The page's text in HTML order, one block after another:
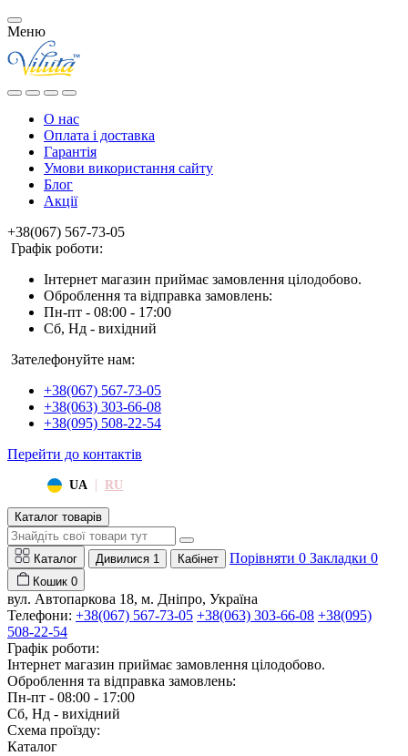
Меню
О нас
Оплата і доставка
Гарантія
Умови використання сайту
Блог
Акції
+38(067) 567-73-05
Графік роботи:
Інтернет магазин приймає замовлення цілодобово.
Оброблення та відправка замовлень:
Пн-пт - 08:00 - 17:00
Сб, Нд - вихідний
Зателефонуйте нам:
+38(067) 567-73-05
+38(063) 303-66-08
+38(095) 508-22-54
Перейти до контактів
UA | RU
Каталог товарів
Каталог Дивилися 1 Кабінет Порівняти 0 Закладки 0
Кошик 0
вул. Автопаркова 18, м. Дніпро, Україна
Телефони: +38(067) 567-73-05 +38(063) 303-66-08 +38(095)
508-22-54
Графік роботи:
Інтернет магазин приймає замовлення цілодобово.
Оброблення та відправка замовлень:
Пн-пт - 08:00 - 17:00
Сб, Нд - вихідний
Схема проїзду:
Каталог